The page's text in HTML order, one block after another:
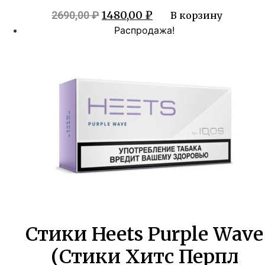
2690,00₽Первоначальная
цена
1480,00 ₽ Текущая
цена:
В корзину
Распродажа!
Стики Heets Purple Wave
(Стики Хитс Перпл